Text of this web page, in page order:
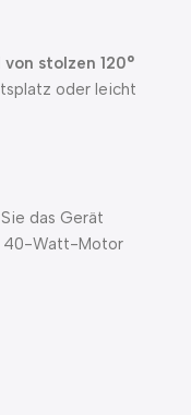
stolzen 120°
oder leicht
das Gerät
40-Watt-Motor